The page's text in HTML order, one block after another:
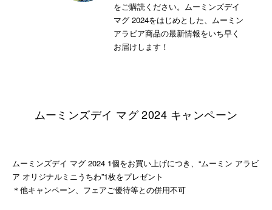
をご購読ください。ムーミンズデイ
マグ 2024をはじめとした、ムーミン
アラビア商品の最新情報をいち早く
お届けします！
ムーミンズデイ マグ 2024 キャンペーン
ムーミンズデイ マグ 2024 1個をお買い上げにつき、“ムーミン アラビ
ア オリジナルミニうちわ”1枚をプレゼント
＊他キャンペーン、フェアご優待等との併用不可